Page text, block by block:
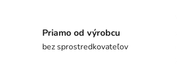
Priamo od výrobcu
bez sprostredkovateľov